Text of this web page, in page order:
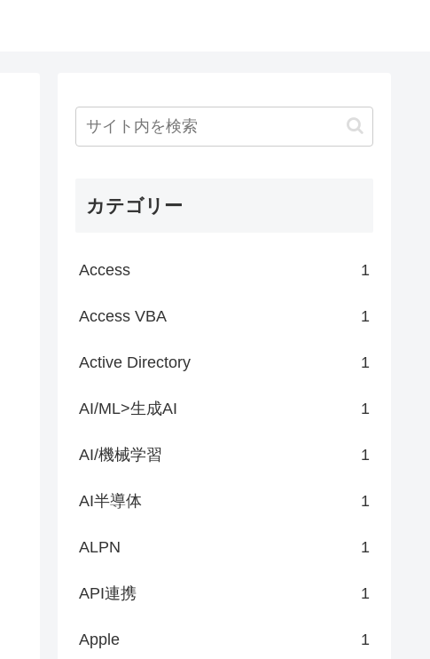
カテゴリー
Access 1
Access VBA 1
Active Directory 1
AI/ML>生成AI 1
AI/機械学習 1
AI半導体 1
ALPN 1
API連携 1
Apple 1